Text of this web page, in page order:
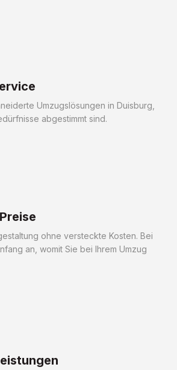
Umzugslösungen in Duisburg,
abgestimmt sind.
ohne versteckte Kosten. Bei
an, womit Sie bei Ihrem Umzug